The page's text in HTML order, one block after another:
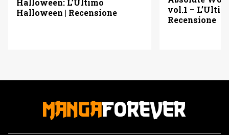
Halloween: L’Ultimo
Halloween | Recensione
vol.1 –
Recensione